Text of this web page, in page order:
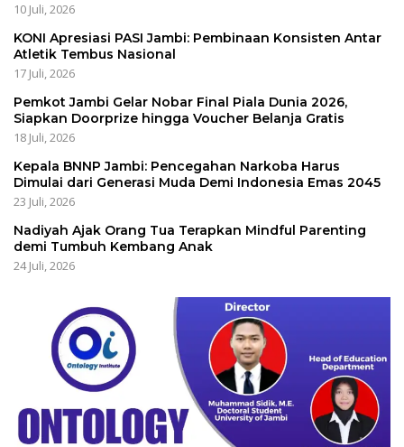
10 Juli, 2026
KONI Apresiasi PASI Jambi: Pembinaan Konsisten Antar
Atletik Tembus Nasional
17 Juli, 2026
Pemkot Jambi Gelar Nobar Final Piala Dunia 2026,
Siapkan Doorprize hingga Voucher Belanja Gratis
18 Juli, 2026
Kepala BNNP Jambi: Pencegahan Narkoba Harus
Dimulai dari Generasi Muda Demi Indonesia Emas 2045
23 Juli, 2026
Nadiyah Ajak Orang Tua Terapkan Mindful Parenting
demi Tumbuh Kembang Anak
24 Juli, 2026